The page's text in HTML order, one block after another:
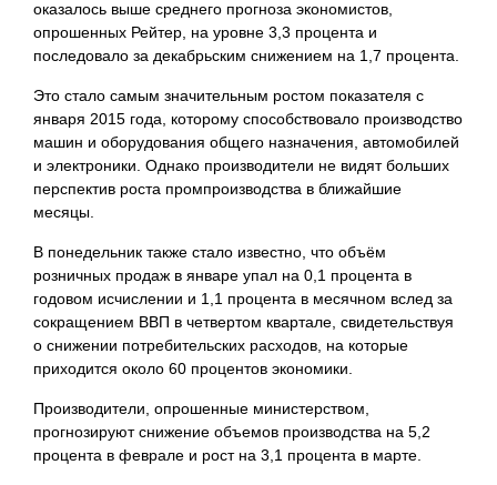
оказалось выше среднего прогноза экономистов,
опрошенных Рейтер, на уровне 3,3 процента и
последовало за декабрьским снижением на 1,7 процента.
Это стало самым значительным ростом показателя с
января 2015 года, которому способствовало производство
машин и оборудования общего назначения, автомобилей
и электроники. Однако производители не видят больших
перспектив роста промпроизводства в ближайшие
месяцы.
В понедельник также стало известно, что объём
розничных продаж в январе упал на 0,1 процента в
годовом исчислении и 1,1 процента в месячном вслед за
сокращением ВВП в четвертом квартале, свидетельствуя
о снижении потребительских расходов, на которые
приходится около 60 процентов экономики.
Производители, опрошенные министерством,
прогнозируют снижение объемов производства на 5,2
процента в феврале и рост на 3,1 процента в марте.